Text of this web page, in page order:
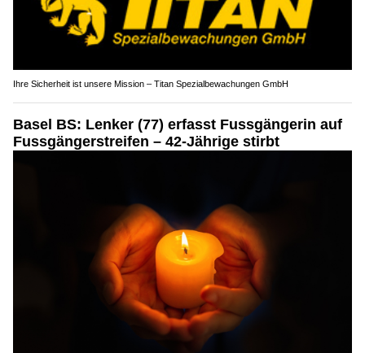
Ihre Sicherheit ist unsere Mission – Titan Spezialbewachungen GmbH
Basel BS: Lenker (77) erfasst Fussgängerin auf
Fussgängerstreifen – 42-Jährige stirbt